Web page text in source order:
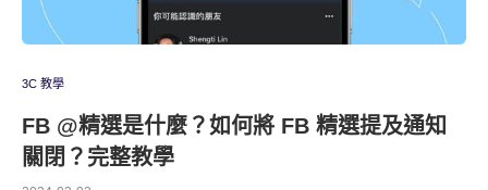
3C 教學
FB @精選是什麼？如何將 FB 精選提及通知
關閉？完整教學